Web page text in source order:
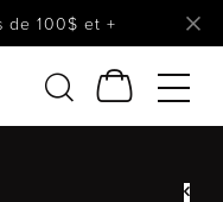
de 100$ et +